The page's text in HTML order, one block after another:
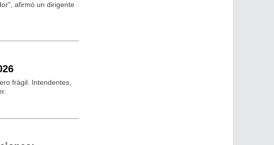
afirmó un dirigente
frágil. Intendentes,